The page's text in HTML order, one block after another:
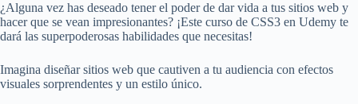
¿Alguna vez has deseado tener el poder de dar vida a tus sitios web y
hacer que se vean impresionantes? ¡Este curso de CSS3 en Udemy te
dará las superpoderosas habilidades que necesitas!
Imagina diseñar sitios web que cautiven a tu audiencia con efectos
visuales sorprendentes y un estilo único.